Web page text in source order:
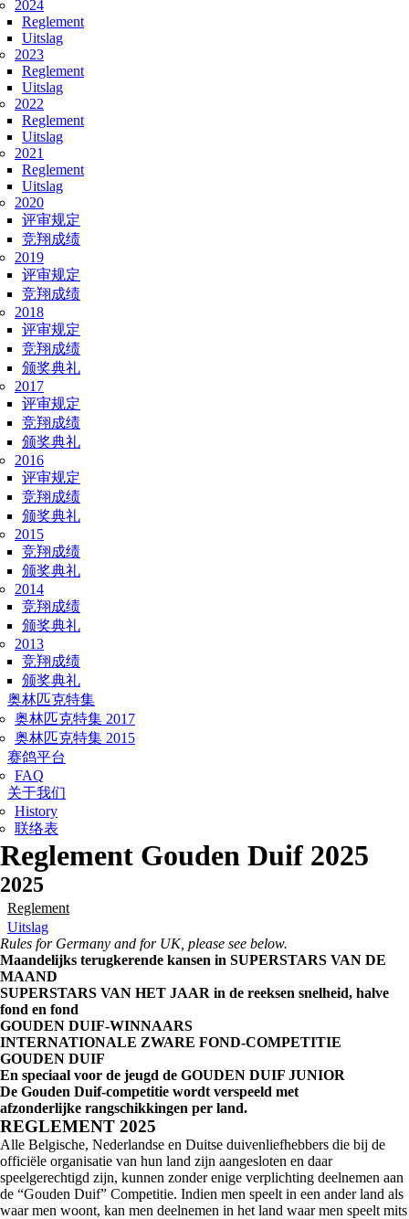
2024
Reglement
Uitslag
2023
Reglement
Uitslag
2022
Reglement
Uitslag
2021
Reglement
Uitslag
2020
评审规定
竞翔成绩
2019
评审规定
竞翔成绩
2018
评审规定
竞翔成绩
颁奖典礼
2017
评审规定
竞翔成绩
颁奖典礼
2016
评审规定
竞翔成绩
颁奖典礼
2015
竞翔成绩
颁奖典礼
2014
竞翔成绩
颁奖典礼
2013
竞翔成绩
颁奖典礼
奥林匹克特集
奥林匹克特集 2017
奥林匹克特集 2015
赛鸽平台
FAQ
关于我们
History
联络表
Reglement Gouden Duif 2025
2025
Reglement
Uitslag
Rules for Germany and for UK, please see below.
Maandelijks terugkerende kansen in SUPERSTARS VAN DE
MAAND
SUPERSTARS VAN HET JAAR in de reeksen snelheid, halve
fond en fond
GOUDEN DUIF-WINNAARS
INTERNATIONALE ZWARE FOND-COMPETITIE
GOUDEN DUIF
En speciaal voor de jeugd de GOUDEN DUIF JUNIOR
De Gouden Duif-competitie wordt verspeeld met
afzonderlijke rangschikkingen per land.
REGLEMENT 2025
Alle Belgische, Nederlandse en Duitse duivenliefhebbers die bij de
officiële organisatie van hun land zijn aangesloten en daar
speelgerechtigd zijn, kunnen zonder enige verplichting deelnemen aan
de “Gouden Duif” Competitie. Indien men speelt in een ander land als
waar men woont, kan men deelnemen in het land waar men speelt mits